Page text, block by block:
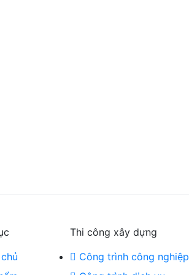
Thi công xây dựng
Công trình công nghiệp